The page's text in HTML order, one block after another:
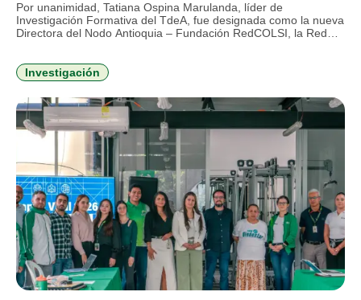
Por unanimidad, Tatiana Ospina Marulanda, líder de
Investigación Formativa del TdeA, fue designada como la nueva
Directora del Nodo Antioquia – Fundación RedCOLSI, la Red
Institución Universitaria asume la máxima coordinación
estratégica en la región. La […]
Investigación